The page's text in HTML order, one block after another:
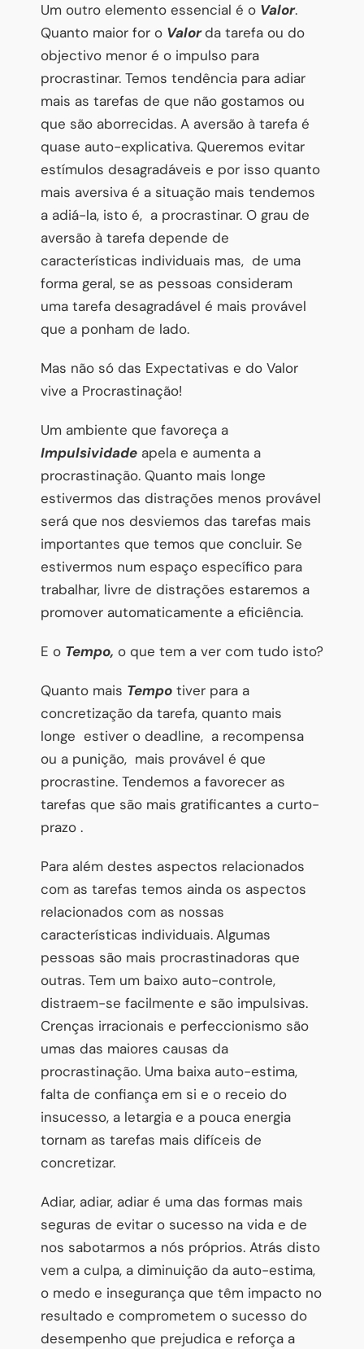
Um outro elemento essencial é o Valor.
Quanto maior for o Valorda tarefa ou do
objectivo menor é o impulso para
procrastinar. Temos tendência para adiar
mais as tarefas de que não gostamos ou
que são aborrecidas. A aversão à tarefa é
quase auto-explicativa. Queremos evitar
estímulos desagradáveis e por isso quanto
mais aversiva é a situação mais tendemos
a adiá-la, isto é, a procrastinar. O grau de
aversão à tarefa depende de
características individuais mas, de uma
forma geral, se as pessoas consideram
uma tarefa desagradável é mais provável
que a ponham de lado.
Mas não só das Expectativas e do Valor
vive a Procrastinação!
Um ambiente que favoreça a
Impulsividade apela e aumenta a
procrastinação. Quanto mais longe
estivermos das distrações menos provável
será que nos desviemos das tarefas mais
importantes que temos que concluir. Se
estivermos num espaço específico para
trabalhar, livre de distrações estaremos a
promover automaticamente a eficiência.
E o Tempo, o que tem a ver com tudo isto?
Quanto mais Tempo tiver para a
concretização da tarefa, quanto mais
longe estiver o deadline, a recompensa
ou a punição, mais provável é que
procrastine. Tendemos a favorecer as
tarefas que são mais gratificantes a curto-
prazo .
Para além destes aspectos relacionados
com as tarefas temos ainda os aspectos
relacionados com as nossas
características individuais.Algumas
pessoas são mais procrastinadoras que
outras. Tem um baixo auto-controle,
distraem-se facilmente e são impulsivas.
Crenças irracionais e perfeccionismo são
umas das maiores causas da
procrastinação. Uma baixa auto-estima,
falta de confiança em si e o receio do
insucesso, a letargia e a pouca energia
tornam as tarefas mais difíceis de
concretizar.
Adiar, adiar, adiar é uma das formas mais
seguras de evitar o sucesso na vida e de
nos sabotarmos a nós próprios. Atrás disto
vem a culpa, a diminuição da auto-estima,
o medo e insegurança que têm impacto no
resultado e comprometem o sucesso do
desempenho que prejudica e reforça a